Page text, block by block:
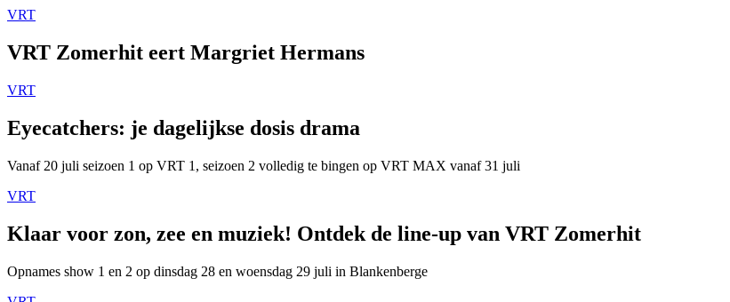
VRT
VRT Zomerhit eert Margriet Hermans
VRT
Eyecatchers: je dagelijkse dosis drama
Vanaf 20 juli seizoen 1 op VRT 1, seizoen 2 volledig te bingen op VRT MAX vanaf 31 juli
VRT
Klaar voor zon, zee en muziek! Ontdek de line-up van VRT Zomerhit
Opnames show 1 en 2 op dinsdag 28 en woensdag 29 juli in Blankenberge